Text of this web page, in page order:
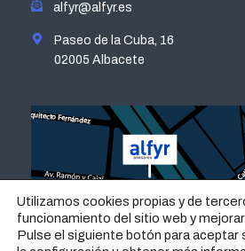
alfyr@alfyr.es
Paseo de la Cuba, 16
02005 Albacete
Utilizamos cookies propias y de
funcionamiento del sitio web y
Pulse el siguiente botón para aceptar